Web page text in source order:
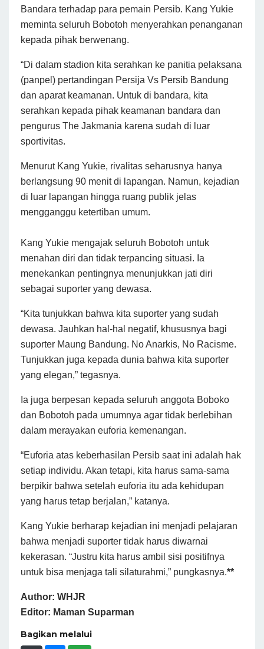
Bandara terhadap para pemain Persib. Kang Yukie
meminta seluruh Bobotoh menyerahkan penanganan
kepada pihak berwenang.
“Di dalam stadion kita serahkan ke panitia pelaksana
(panpel) pertandingan Persija Vs Persib Bandung
dan aparat keamanan. Untuk di bandara, kita
serahkan kepada pihak keamanan bandara dan
pengurus The Jakmania karena sudah di luar
sportivitas.
Menurut Kang Yukie, rivalitas seharusnya hanya
berlangsung 90 menit di lapangan. Namun, kejadian
di luar lapangan hingga ruang publik jelas
mengganggu ketertiban umum.
Kang Yukie mengajak seluruh Bobotoh untuk
menahan diri dan tidak terpancing situasi. Ia
menekankan pentingnya menunjukkan jati diri
sebagai suporter yang dewasa.
“Kita tunjukkan bahwa kita suporter yang sudah
dewasa. Jauhkan hal-hal negatif, khususnya bagi
suporter Maung Bandung. No Anarkis, No Racisme.
Tunjukkan juga kepada dunia bahwa kita suporter
yang elegan,” tegasnya.
Ia juga berpesan kepada seluruh anggota Boboko
dan Bobotoh pada umumnya agar tidak berlebihan
dalam merayakan euforia kemenangan.
“Euforia atas keberhasilan Persib saat ini adalah hak
setiap individu. Akan tetapi, kita harus sama-sama
berpikir bahwa setelah euforia itu ada kehidupan
yang harus tetap berjalan,” katanya.
Kang Yukie berharap kejadian ini menjadi pelajaran
bahwa menjadi suporter tidak harus diwarnai
kekerasan. “Justru kita harus ambil sisi positifnya
untuk bisa menjaga tali silaturahmi,” pungkasnya.**
Author: WHJR
Editor: Maman Suparman
Bagikan melalui